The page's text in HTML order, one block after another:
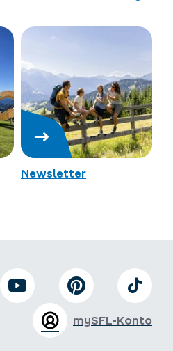
Newsletter
mySFL-Konto